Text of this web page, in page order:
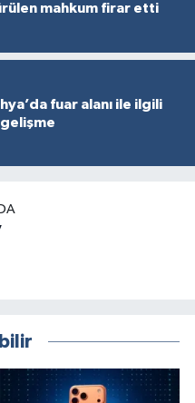
mahkum firar etti
fuar alanı ile ilgili